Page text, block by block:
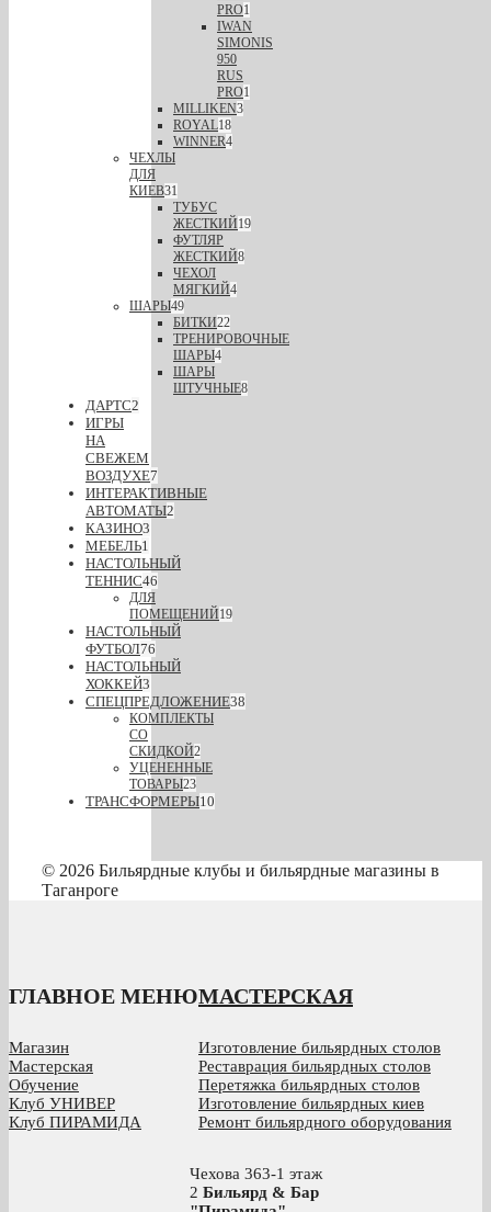
PRO1
IWAN
SIMONIS
950
RUS
PRO1
MILLIKEN3
ROYAL18
WINNER4
ЧЕХЛЫ
ДЛЯ
КИЕВ31
ТУБУС
ЖЕСТКИЙ19
ФУТЛЯР
ЖЕСТКИЙ8
ЧЕХОЛ
МЯГКИЙ4
ШАРЫ49
БИТКИ22
ТРЕНИРОВОЧНЫЕ
ШАРЫ4
ШАРЫ
ШТУЧНЫЕ8
ДАРТС2
ИГРЫ
НА
СВЕЖЕМ
ВОЗДУХЕ7
ИНТЕРАКТИВНЫЕ
АВТОМАТЫ2
КАЗИНО3
МЕБЕЛЬ1
НАСТОЛЬНЫЙ
ТЕННИС46
ДЛЯ
ПОМЕЩЕНИЙ19
НАСТОЛЬНЫЙ
ФУТБОЛ76
НАСТОЛЬНЫЙ
ХОККЕЙ3
СПЕЦПРЕДЛОЖЕНИЕ38
КОМПЛЕКТЫ
СО
СКИДКОЙ2
УЦЕНЕННЫЕ
ТОВАРЫ23
ТРАНСФОРМЕРЫ10
© 2026 Бильярдные клубы и бильярдные магазины в
Таганроге
ГЛАВНОЕ МЕНЮ
Магазин
Мастерская
Обучение
Клуб УНИВЕР
Клуб ПИРАМИДА
МАСТЕРСКАЯ
Изготовление бильярдных столов
Реставрация бильярдных столов
Перетяжка бильярдных столов
Изготовление бильярдных киев
Ремонт бильярдного оборудования
Чехова 363-1 этаж
2 Бильярд & Бар